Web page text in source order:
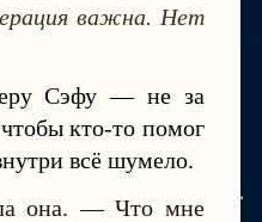
важна. Нет
Сэфу — не за
кто-то помог
всё шумело.
она. — Что мне